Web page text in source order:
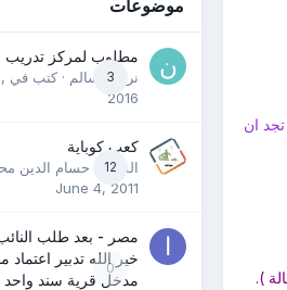
ان
).
موضوعات
3
مطلوب لمركز
نرمين سالم · كتب في
2016
12
كعب كوباية
المدرب حسام الدين
June 4, 2011
0
مصر - بعد طلب
خير الله تدبير اعتماد
مدخل قرية سند واحد